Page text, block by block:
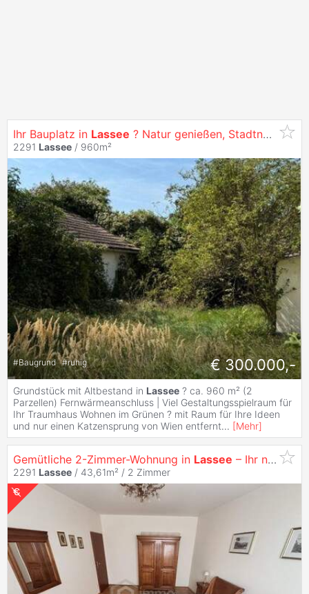
Ihr Bauplatz in Lassee ? Natur genießen, Stadtnähe nutzen
2291 Lassee / 960m²
#Baugrund #ruhig € 300.000,-
Grundstück mit Altbestand in Lassee ? ca. 960 m² (2
Parzellen) Fernwärmeanschluss | Viel Gestaltungsspielraum für
Ihr Traumhaus Wohnen im Grünen ? mit Raum für Ihre Ideen
und nur einen Katzensprung von Wien entfernt... [Mehr]
Gemütliche 2-Zimmer-Wohnung in Lassee – Ihr neues Zuhause wartet auf Sie !
2291 Lassee / 43,61m² / 2 Zimmer